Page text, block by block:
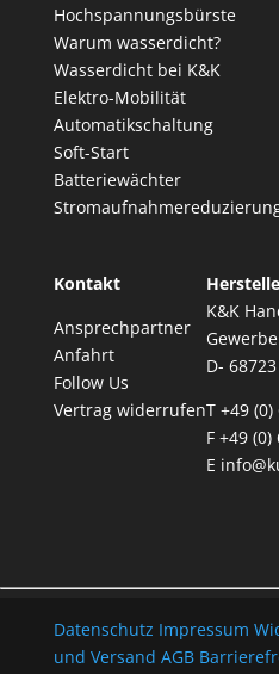
Hochspannungsbürste
Warum wasserdicht?
Wasserdicht bei K&K
Elektro-Mobilität
Automatikschaltung
Soft-Start
Batteriewächter
Kontakt
Ansprechpartner
Anfahrt
Follow Us
Vertrag widerrufen
K&K
D-
T +49
F +49
E
Datenschutz Impressum
und Versand AGB